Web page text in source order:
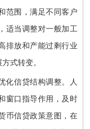
范围，满足不同客户
适当调整对一般加工
排放和产能过剩行业
式转变。
化信贷结构调整。人
窗口指导作用，及时
币信贷政策意图，在